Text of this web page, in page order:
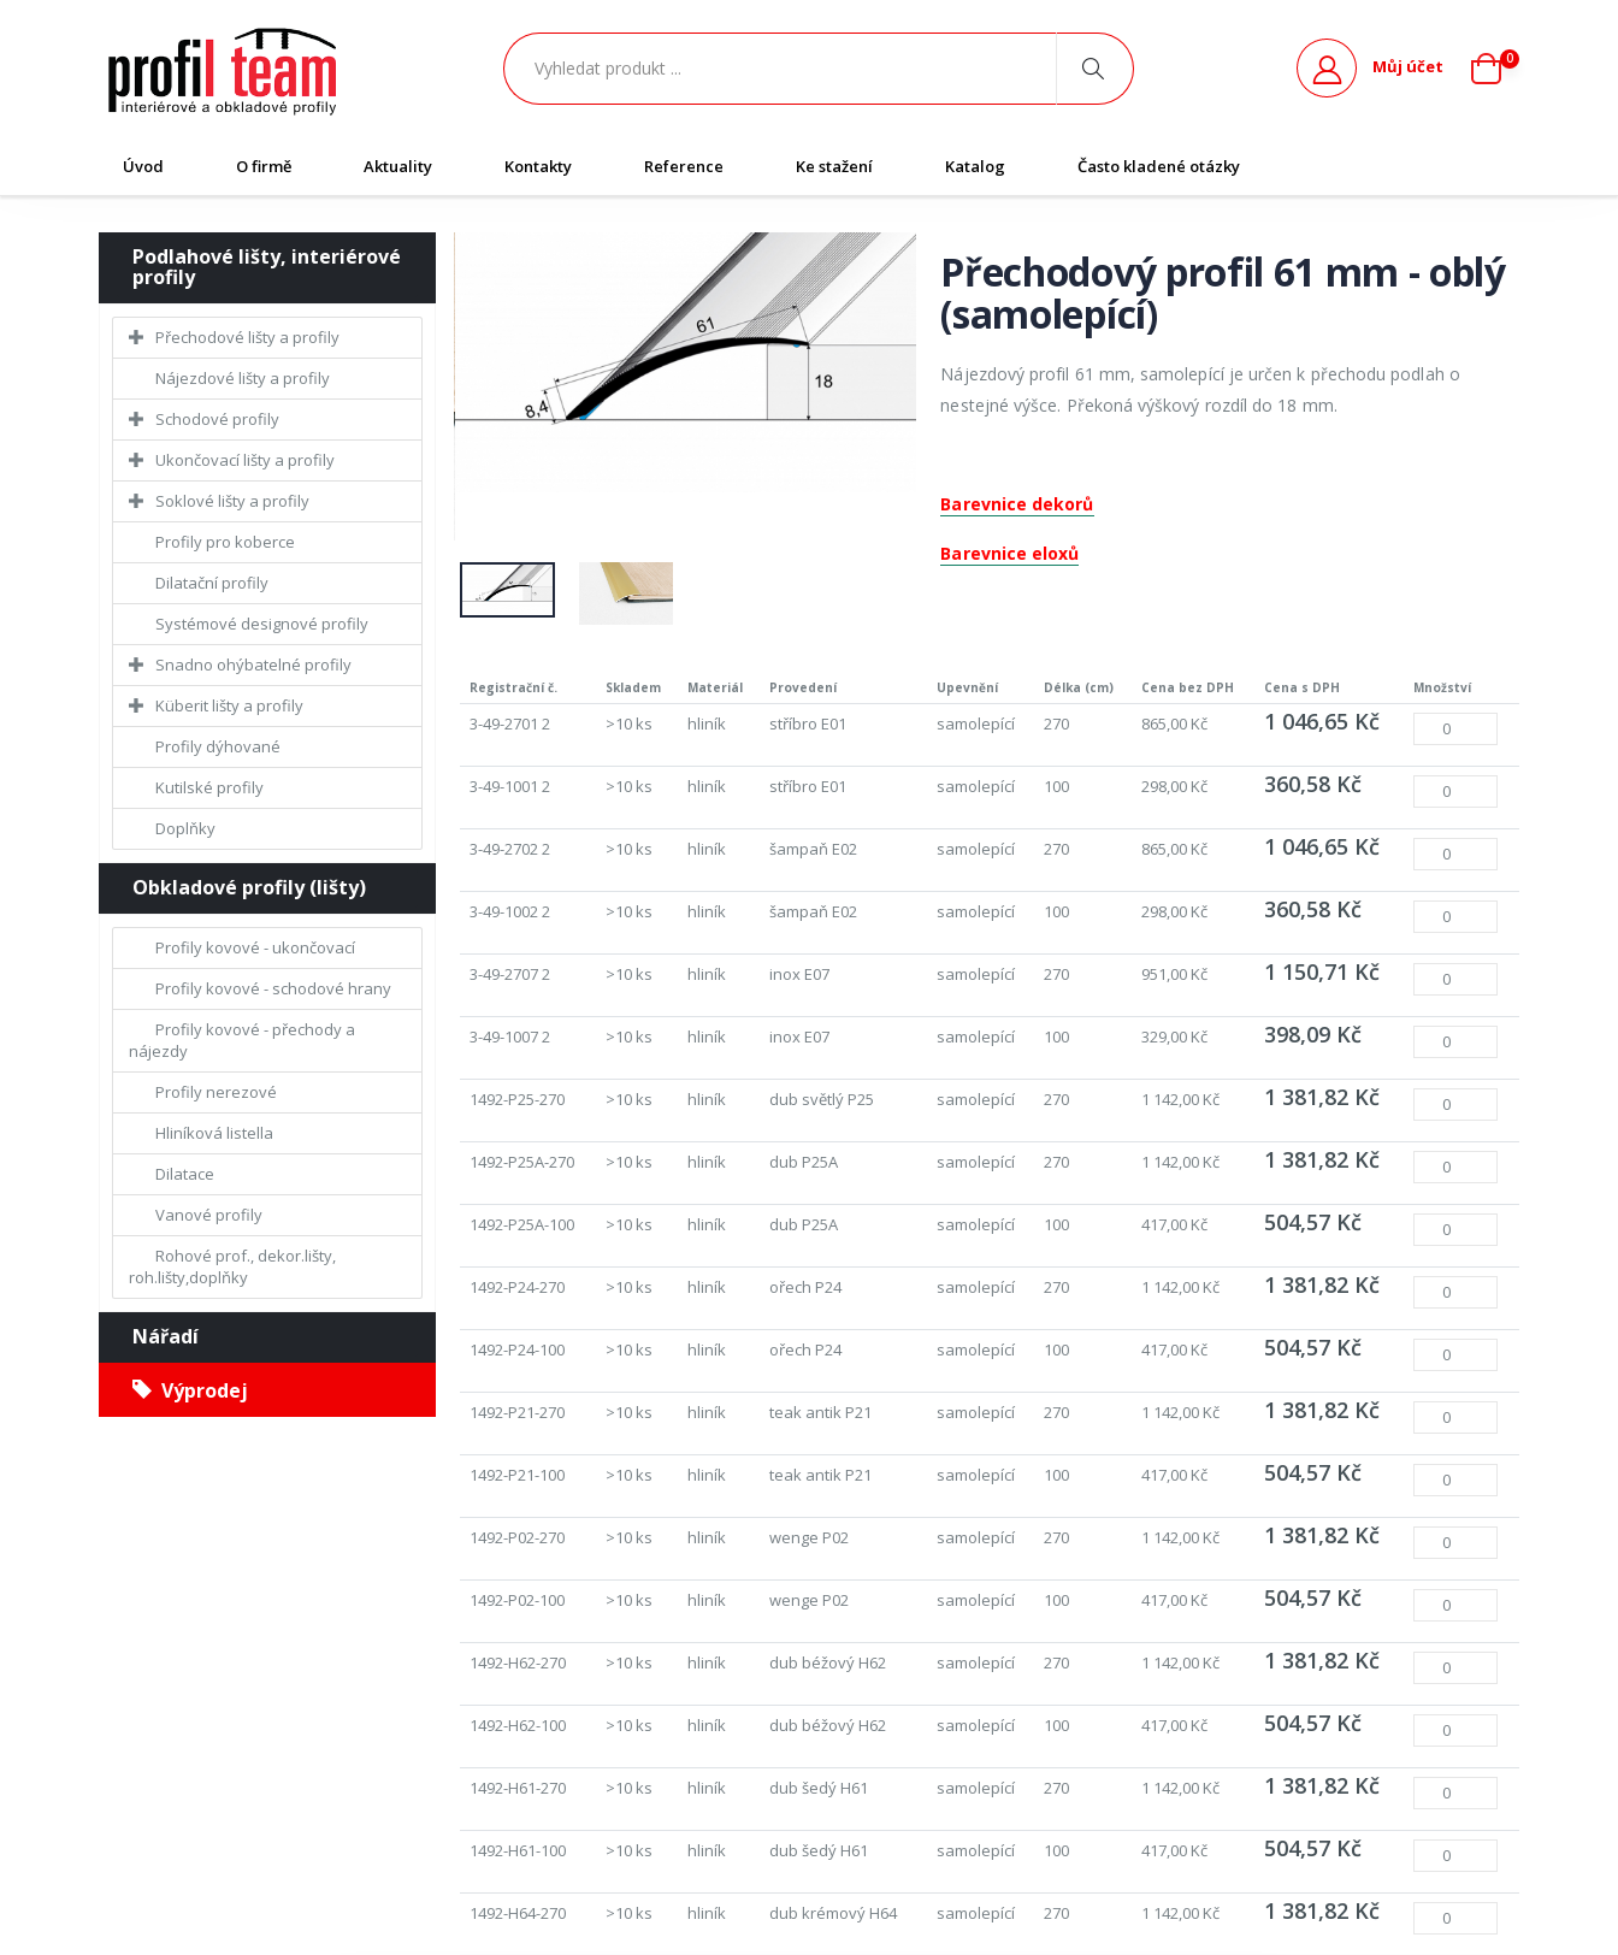
Můj účet 0
Úvod O firmě Aktuality Kontakty Reference Ke stažení Katalog Často kladené otázky
Podlahové lišty, interiérové
profily
Přechodové lišty a profily
Nájezdové lišty a profily
Schodové profily
Ukončovací lišty a profily
Soklové lišty a profily
Profily pro koberce
Dilatační profily
Systémové designové profily
Snadno ohýbatelné profily
Küberit lišty a profily
Profily dýhované
Kutilské profily
Doplňky
Obkladové profily (lišty)
Profily kovové - ukončovací
Profily kovové - schodové hrany
Profily kovové - přechody a
nájezdy
Profily nerezové
Hliníková listella
Dilatace
Vanové profily
Rohové prof., dekor.lišty,
roh.lišty,doplňky
Nářadí
Výprodej
Přechodový profil 61 mm - oblý
(samolepící)
Nájezdový profil 61 mm, samolepící je určen k přechodu podlah o
nestejné výšce. Překoná výškový rozdíl do 18 mm.
Barevnice dekorů
Barevnice eloxů
Registrační č. Skladem Materiál Provedení Upevnění Délka (cm) Cena bez DPH Cena s DPH Množství
3-49-2701 2 >10 ks hliník stříbro E01 samolepící 270 865,00 Kč 1 046,65 Kč
3-49-1001 2 >10 ks hliník stříbro E01 samolepící 100 298,00 Kč 360,58 Kč
3-49-2702 2 >10 ks hliník šampaň E02 samolepící 270 865,00 Kč 1 046,65 Kč
3-49-1002 2 >10 ks hliník šampaň E02 samolepící 100 298,00 Kč 360,58 Kč
3-49-2707 2 >10 ks hliník inox E07 samolepící 270 951,00 Kč 1 150,71 Kč
3-49-1007 2 >10 ks hliník inox E07 samolepící 100 329,00 Kč 398,09 Kč
1492-P25-270 >10 ks hliník dub světlý P25 samolepící 270 1 142,00 Kč 1 381,82 Kč
1492-P25A-270 >10 ks hliník dub P25A samolepící 270 1 142,00 Kč 1 381,82 Kč
1492-P25A-100 >10 ks hliník dub P25A samolepící 100 417,00 Kč 504,57 Kč
1492-P24-270 >10 ks hliník ořech P24 samolepící 270 1 142,00 Kč 1 381,82 Kč
1492-P24-100 >10 ks hliník ořech P24 samolepící 100 417,00 Kč 504,57 Kč
1492-P21-270 >10 ks hliník teak antik P21 samolepící 270 1 142,00 Kč 1 381,82 Kč
1492-P21-100 >10 ks hliník teak antik P21 samolepící 100 417,00 Kč 504,57 Kč
1492-P02-270 >10 ks hliník wenge P02 samolepící 270 1 142,00 Kč 1 381,82 Kč
1492-P02-100 >10 ks hliník wenge P02 samolepící 100 417,00 Kč 504,57 Kč
1492-H62-270 >10 ks hliník dub béžový H62 samolepící 270 1 142,00 Kč 1 381,82 Kč
1492-H62-100 >10 ks hliník dub béžový H62 samolepící 100 417,00 Kč 504,57 Kč
1492-H61-270 >10 ks hliník dub šedý H61 samolepící 270 1 142,00 Kč 1 381,82 Kč
1492-H61-100 >10 ks hliník dub šedý H61 samolepící 100 417,00 Kč 504,57 Kč
1492-H64-270 >10 ks hliník dub krémový H64 samolepící 270 1 142,00 Kč 1 381,82 Kč